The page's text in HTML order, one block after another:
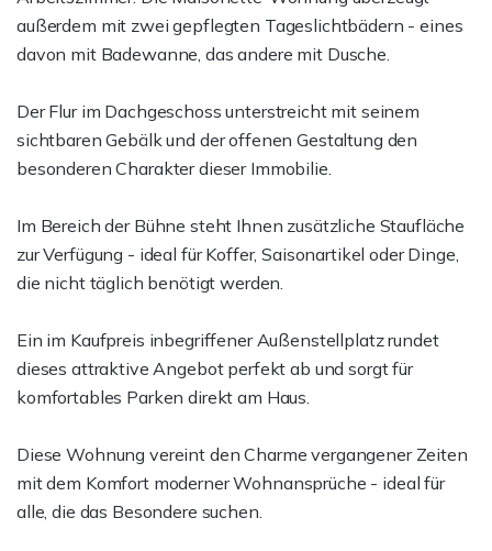
außerdem mit zwei gepflegten Tageslichtbädern - eines
davon mit Badewanne, das andere mit Dusche.
Der Flur im Dachgeschoss unterstreicht mit seinem
sichtbaren Gebälk und der offenen Gestaltung den
besonderen Charakter dieser Immobilie.
Im Bereich der Bühne steht Ihnen zusätzliche Staufläche
zur Verfügung - ideal für Koffer, Saisonartikel oder Dinge,
die nicht täglich benötigt werden.
Ein im Kaufpreis inbegriffener Außenstellplatz rundet
dieses attraktive Angebot perfekt ab und sorgt für
komfortables Parken direkt am Haus.
Diese Wohnung vereint den Charme vergangener Zeiten
mit dem Komfort moderner Wohnansprüche - ideal für
alle, die das Besondere suchen.